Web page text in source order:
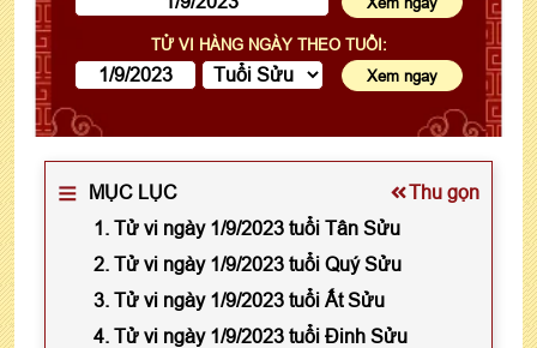
TỬ VI HÀNG NGÀY THEO TUỔI:
MỤC LỤC
Thu gọn
1. Tử vi ngày 1/9/2023 tuổi Tân Sửu
2. Tử vi ngày 1/9/2023 tuổi Quý Sửu
3. Tử vi ngày 1/9/2023 tuổi Ất Sửu
4. Tử vi ngày 1/9/2023 tuổi Đinh Sửu